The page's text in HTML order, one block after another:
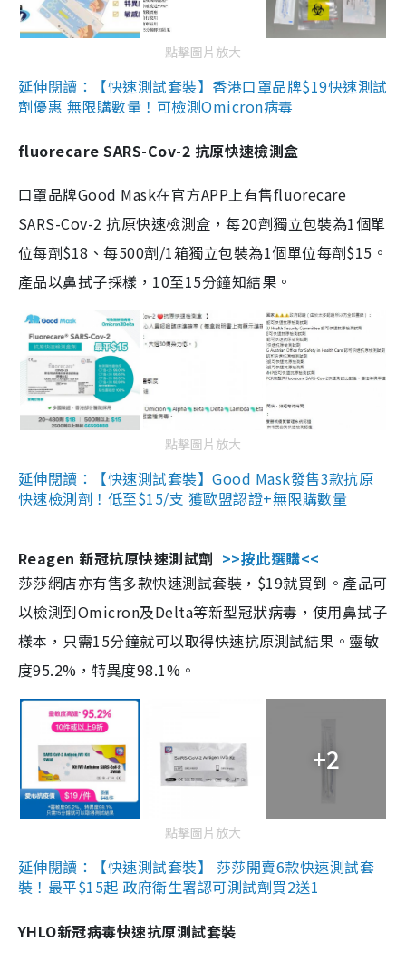
點擊圖片放大
延伸閱讀：【快速測試套裝】香港口罩品牌$19快速測試
劑優惠 無限購數量！可檢測Omicron病毒
fluorecare SARS-Cov-2 抗原快速檢測盒
口罩品牌Good Mask在官方APP上有售fluorecare
SARS-Cov-2 抗原快速檢測盒，每20劑獨立包裝為1個單
位每劑$18、每500劑/1箱獨立包裝為1個單位每劑$15。
產品以鼻拭子採樣，10至15分鐘知結果。
點擊圖片放大
延伸閱讀：【快速測試套裝】Good Mask發售3款抗原
快速檢測劑！低至$15/支 獲歐盟認證+無限購數量
Reagen 新冠抗原快速測試劑 >>按此選購<<
莎莎網店亦有售多款快速測試套裝，$19就買到。產品可
以檢測到Omicron及Delta等新型冠狀病毒，使用鼻拭子
樣本，只需15分鐘就可以取得快速抗原測試結果。靈敏
度95.2%，特異度98.1%。
+2
點擊圖片放大
延伸閱讀：【快速測試套裝】 莎莎開賣6款快速測試套
裝！最平$15起 政府衛生署認可測試劑買2送1
YHLO新冠病毒快速抗原測試套裝